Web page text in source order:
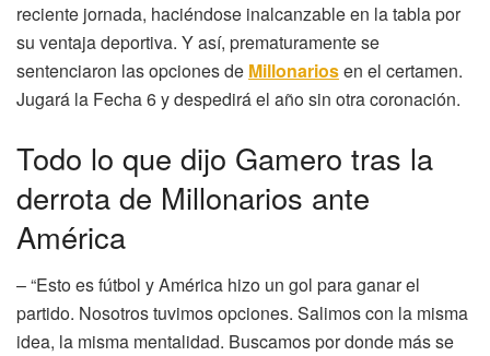
reciente jornada, haciéndose inalcanzable en la tabla por
su ventaja deportiva. Y así, prematuramente se
sentenciaron las opciones de Millonariosen el certamen.
Jugará la Fecha 6 y despedirá el año sin otra coronación.
Todo lo que dijo Gamero tras la
derrota de Millonarios ante
América
– “Esto es fútbol y América hizo un gol para ganar el
partido. Nosotros tuvimos opciones. Salimos con la misma
idea, la misma mentalidad. Buscamos por donde más se